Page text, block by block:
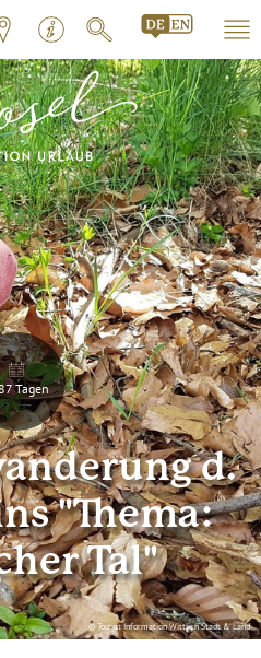
© Tourist Information Wittlich Stadt & Land
Tagen
d.
"Thema:
Tal"